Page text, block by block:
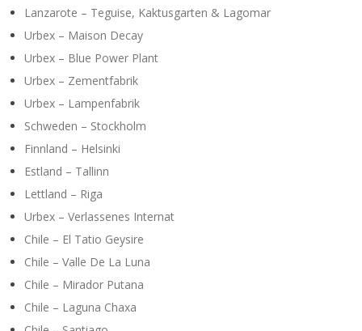
Lanzarote – Teguise, Kaktusgarten & Lagomar
Urbex – Maison Decay
Urbex – Blue Power Plant
Urbex – Zementfabrik
Urbex – Lampenfabrik
Schweden – Stockholm
Finnland – Helsinki
Estland – Tallinn
Lettland – Riga
Urbex – Verlassenes Internat
Chile – El Tatio Geysire
Chile – Valle De La Luna
Chile – Mirador Putana
Chile – Laguna Chaxa